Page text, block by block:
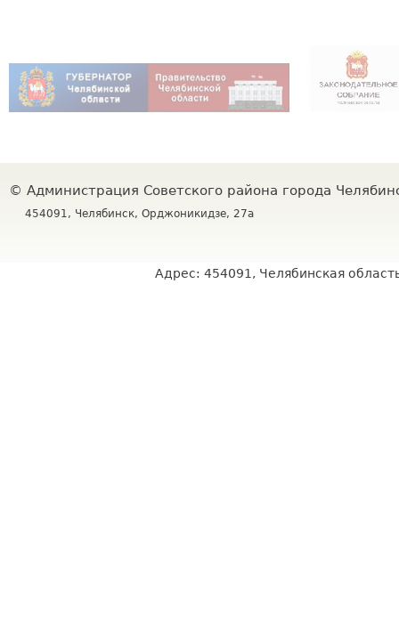
© Администрация Советского района города
454091, Челябинск, Орджоникидзе, 27а
Адрес: 454091, Челябинская